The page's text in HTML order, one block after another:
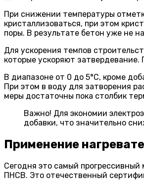
При снижении температуры
кристаллизоваться, при этом
поры. В результате бетон уже не
Для ускорения темпов
которые ускоряют
В диапазоне от 0 до 5°C, кроме
При этом в воду для затворения
меры достаточны пока столбик
Важно! Для экономии
добавки, что значительно
Применение
Сегодня это самый
ПНСВ. Это отечественный